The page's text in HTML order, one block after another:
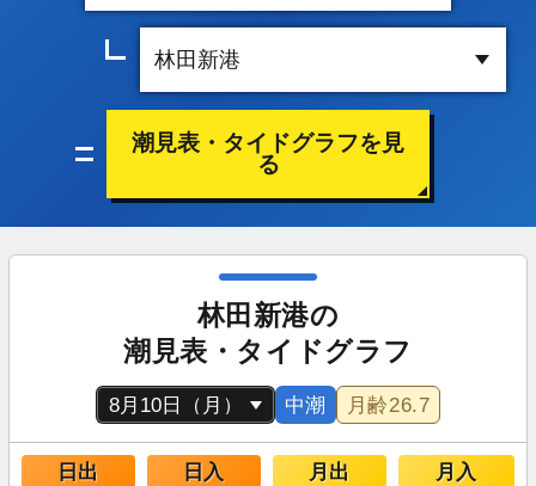
潮見表・タイドグラフを見
る
林田新港の
潮見表・タイドグラフ
中潮 月齢26.7
日出 日入 月出 月入